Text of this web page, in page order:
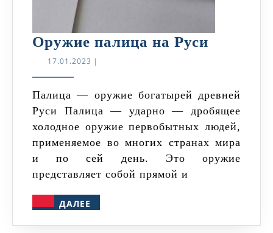
Оружие палица на Руси
Руси
17.01.2023 17.01.2023
|
Палица — оружие богатырей древней
Руси Палица — ударно — дробящее
холодное оружие первобытных людей,
применяемое во многих странах мира
и по сей день. Это оружие
представляет собой прямой и
ДАЛЕЕ